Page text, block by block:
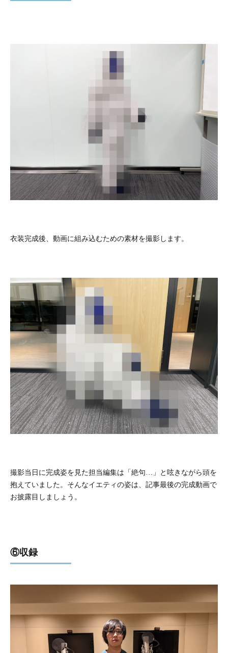
衣装完成後、動画に組み込むための素材を撮影します。
撮影当日に完成姿を見た担当編集は「絶句…」と呟きながら頭を
抱えていました。そんなイエティの姿は、記事最後の完成動画で
お披露目しましょう。
⑥収録